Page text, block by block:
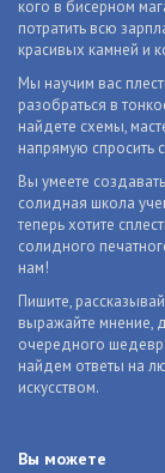
кого в бисерном
потратить всю
красивых камней и
Мы научим вас
разобраться в
найдете схемы,
напрямую спросить
Вы умеете
солидная школа
теперь хотите
солидного
нам!
Пишите,
выражайте мнение,
очередного
найдем ответы на
искусством.
Вы можете